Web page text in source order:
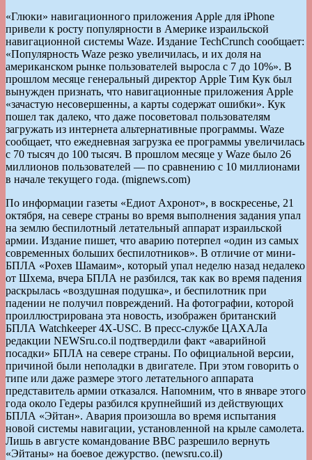
«Глюки» навигационного приложения Apple для iPhone
привели к росту популярности в Америке израильской
навигационной системы Waze. Издание TechCrunch сообщает:
«Популярность Waze резко увеличилась, и их доля на
американском рынке пользователей выросла с 7 до 10%». В
прошлом месяце генеральный директор Apple Тим Кук был
вынужден признать, что навигационные приложения Apple
«зачастую несовершенны, а карты содержат ошибки». Кук
пошел так далеко, что даже посоветовал пользователям
загружать из интернета альтернативные программы. Waze
сообщает, что ежедневная загрузка ее программы увеличилась
с 70 тысяч до 100 тысяч. В прошлом месяце у Waze было 26
миллионов пользователей — по сравнению с 10 миллионами
в начале текущего года. (mignews.com)
По информации газеты «Едиот Ахронот», в воскресенье, 21
октября, на севере страны во время выполнения задания упал
на землю беспилотный летательный аппарат израильской
армии. Издание пишет, что аварию потерпел «один из самых
современных больших беспилотников». В отличие от мини-
БПЛА «Рохев Шамаим», который упал неделю назад недалеко
от Шхема, вчера БПЛА не разбился, так как во время падения
раскрылась «воздушная подушка», и беспилотник при
падении не получил повреждений. На фотографии, которой
проиллюстрирована эта новость, изображен британский
БПЛА Watchkeeper 4X-USC. В пресс-службе ЦАХАЛа
редакции NEWSru.co.il подтвердили факт «аварийной
посадки» БПЛА на севере страны. По официальной версии,
причиной были неполадки в двигателе. При этом говорить о
типе или даже размере этого летательного аппарата
представитель армии отказался. Напомним, что в январе этого
года около Гедеры разбился крупнейший из действующих
БПЛА «Эйтан». Авария произошла во время испытания
новой системы навигации, установленной на крыле самолета.
Лишь в августе командование ВВС разрешило вернуть
«Эйтаны» на боевое дежурство. (newsru.co.il)